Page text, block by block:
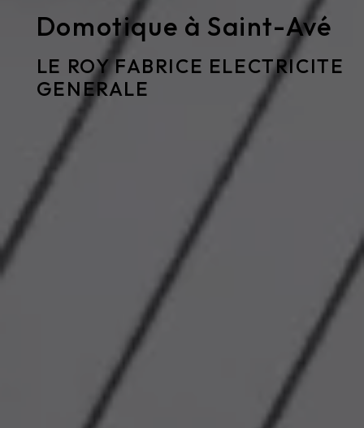
Domotique à Saint-Avé
LE ROY FABRICE ELECTRICITE
GENERALE